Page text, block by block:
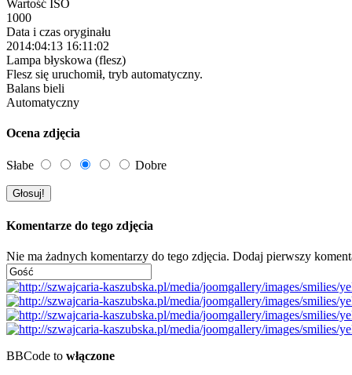
Wartość ISO
1000
Data i czas oryginału
2014:04:13 16:11:02
Lampa błyskowa (flesz)
Flesz się uruchomił, tryb automatyczny.
Balans bieli
Automatyczny
Ocena zdjęcia
Słabe Dobre
Komentarze do tego zdjęcia
Nie ma żadnych komentarzy do tego zdjęcia. Dodaj pierwszy
BBCode to włączone